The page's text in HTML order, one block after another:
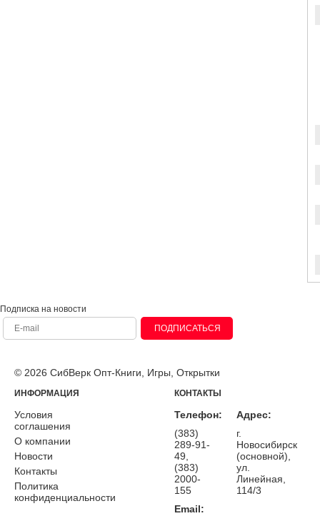
Подписка на новости
ПОДПИСАТЬСЯ
© 2026 СибВерк Опт-Книги, Игры, Открытки
ИНФОРМАЦИЯ
Условия
соглашения
О компании
Новости
Контакты
Политика
конфиденциальности
КОНТАКТЫ
Телефон:
(383)
289-91-
49,
(383)
2000-
155
Email:
Адрес:
г.
Новосибирск
(основной),
ул.
Линейная,
114/3